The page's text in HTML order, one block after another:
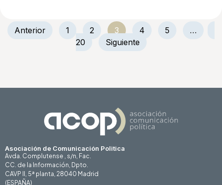
Anterior 1 2 3 4 5
…
20
Siguiente
Asociación de Comunicación Politica
Avda. Complutense , s/n, Fac.
CC. de la Información, Dpto.
CAVP II, 5ª planta, 28040 Madrid
(ESPAÑA)